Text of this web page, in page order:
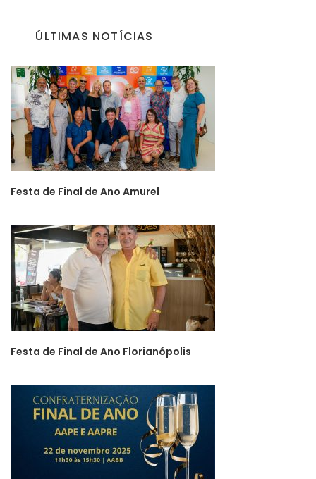
ÚLTIMAS NOTÍCIAS
Festa de Final de Ano Amurel
Festa de Final de Ano Florianópolis